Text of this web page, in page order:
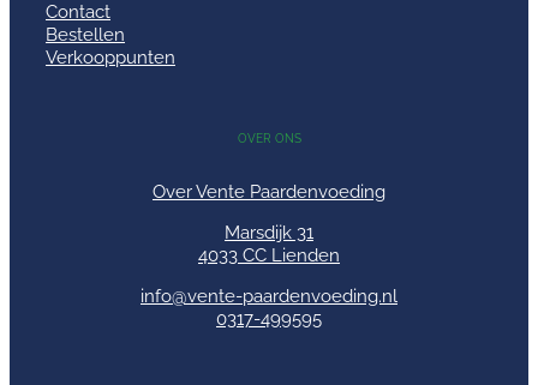
Contact
Bestellen
Verkooppunten
OVER ONS
Over Vente Paardenvoeding
Marsdijk 31
4033 CC Lienden
info@vente-paardenvoeding.nl
0317-499595